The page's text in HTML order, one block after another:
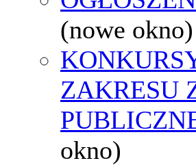
(nowe okno)
ZAKRESU
okno)